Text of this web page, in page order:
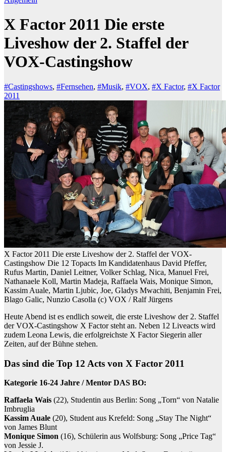
X Factor 2011 Die erste
Liveshow der 2. Staffel der
VOX-Castingshow
#Castingshows, #Fernsehen, #Musik, #VOX, #X Factor, #X Factor
2011
X Factor 2011 Die erste Liveshow der 2. Staffel der VOX-
Castingshow Die 12 Topacts Im Kandidatenhaus David Pfeffer,
Rufus Martin, Daniel Leitner, Volker Schlag, Nica, Manuel Frei,
Nathanaele Koll, Martin Madeja, Raffaela Wais, Monique Simon,
Kassim Auale, Martin Ljubic, Joe, Gladys Mwachiti, Benjamin Frei,
Blago Galic, Nunzio Casolla (c) VOX / Ralf Jürgens
Heute Abend ist es endlich soweit, die erste Liveshow der 2. Staffel
der VOX-Castingshow X Factor steht an. Neben 12 Liveacts wird
zudem Leona Lewis, die erfolgreichste X Factor Siegerin aller
Zeiten, auf der Bühne stehen.
Das sind die Top 12 Acts von X Factor 2011
Kategorie 16-24 Jahre / Mentor DAS BO:
Raffaela Wais (22), Studentin aus Berlin: Song „Torn“ von Natalie
Imbruglia
Kassim Auale (20), Student aus Krefeld: Song „Stay The Night“
von James Blunt
Monique Simon (16), Schülerin aus Wolfsburg: Song „Price Tag“
von Jessie J.